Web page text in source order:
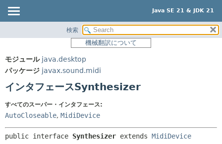
Java SE 21 & JDK 21
パッケージ
使用
ツリー
新規
サマリー:
ネスト済
メソッド
コンストラクタ
検索
機械翻訳について
モジュール java.desktop
パッケージ javax.sound.midi
インタフェースSynthesizer
すべてのスーパー・インタフェース:
AutoCloseable, MidiDevice
public interface Synthesizer extends MidiDevice